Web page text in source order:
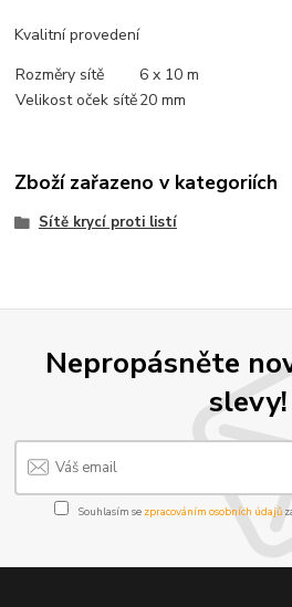
Kvalitní provedení
Rozměry sítě
6 x 10 m
Velikost oček sítě20 mm
Zboží zařazeno v kategoriích
Sítě krycí proti listí
Nepropásněte
slevy!
Souhlasím se zpracováním osobních údajů